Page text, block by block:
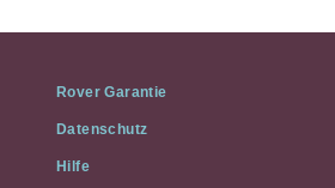
Rover Garantie
Datenschutz
Hilfe